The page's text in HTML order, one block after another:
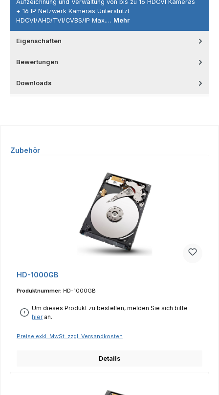
Aufzeichnung und Verwaltung von bis zu 16 HDCVI Kameras
+ 16 IP Netzwerk Kameras Unterstützt
HDCVI/AHD/TVI/CVBS/IP Max.… Mehr
Eigenschaften
Bewertungen
Downloads
Produktgalerie überspringen
Zubehör
HD-1000GB
Produktnummer: HD-1000GB
Um dieses Produkt zu bestellen, melden Sie sich bitte
hieran.
Preise exkl. MwSt. zzgl. Versandkosten
Details